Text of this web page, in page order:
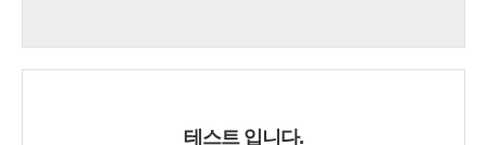
테스트 입니다.